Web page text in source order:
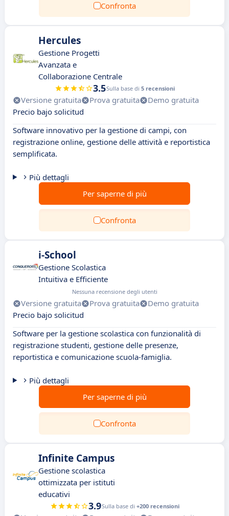
Confronta
Hercules
Gestione Progetti
Avanzata e
Collaborazione Centrale
3.5Sulla base di 5 recensioni
Versione gratuita Prova gratuita
Demo gratuita
Precio bajo solicitud
Software innovativo per la gestione di campi, con
registrazione online, gestione delle attività e reportistica
semplificata.
Più dettagli
Per saperne di più
Confronta
i-School
Gestione Scolastica
Intuitiva e Efficiente
Nessuna recensione degli utenti
Versione gratuita Prova gratuita
Demo gratuita
Precio bajo solicitud
Software per la gestione scolastica con funzionalità di
registrazione studenti, gestione delle presenze,
reportistica e comunicazione scuola-famiglia.
Più dettagli
Per saperne di più
Confronta
Infinite Campus
Gestione scolastica
ottimizzata per istituti
educativi
3.9Sulla base di +200 recensioni